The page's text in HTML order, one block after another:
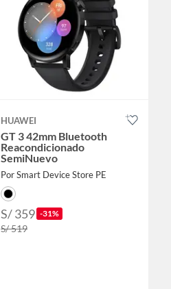
HUAWEI
GT 3 42mm Bluetooth
Reacondicionado
SemiNuevo
Por Smart Device Store PE
S/ 359 -31%
S/ 519